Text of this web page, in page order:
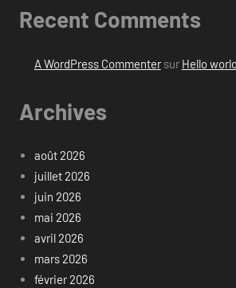
Recent Comments
A WordPress Commentersur Hello
Archives
août 2026
juillet 2026
juin 2026
mai 2026
avril 2026
mars 2026
février 2026